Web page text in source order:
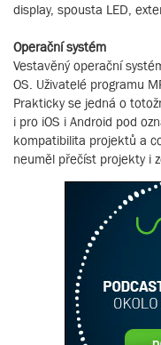
display, spousta LED,
Operační systém
Vestavěný operační
OS. Uživatelé programu
Prakticky se jedná o
i pro iOS i Android pod
kompatibilita projektů a
neuměl přečíst projekty i